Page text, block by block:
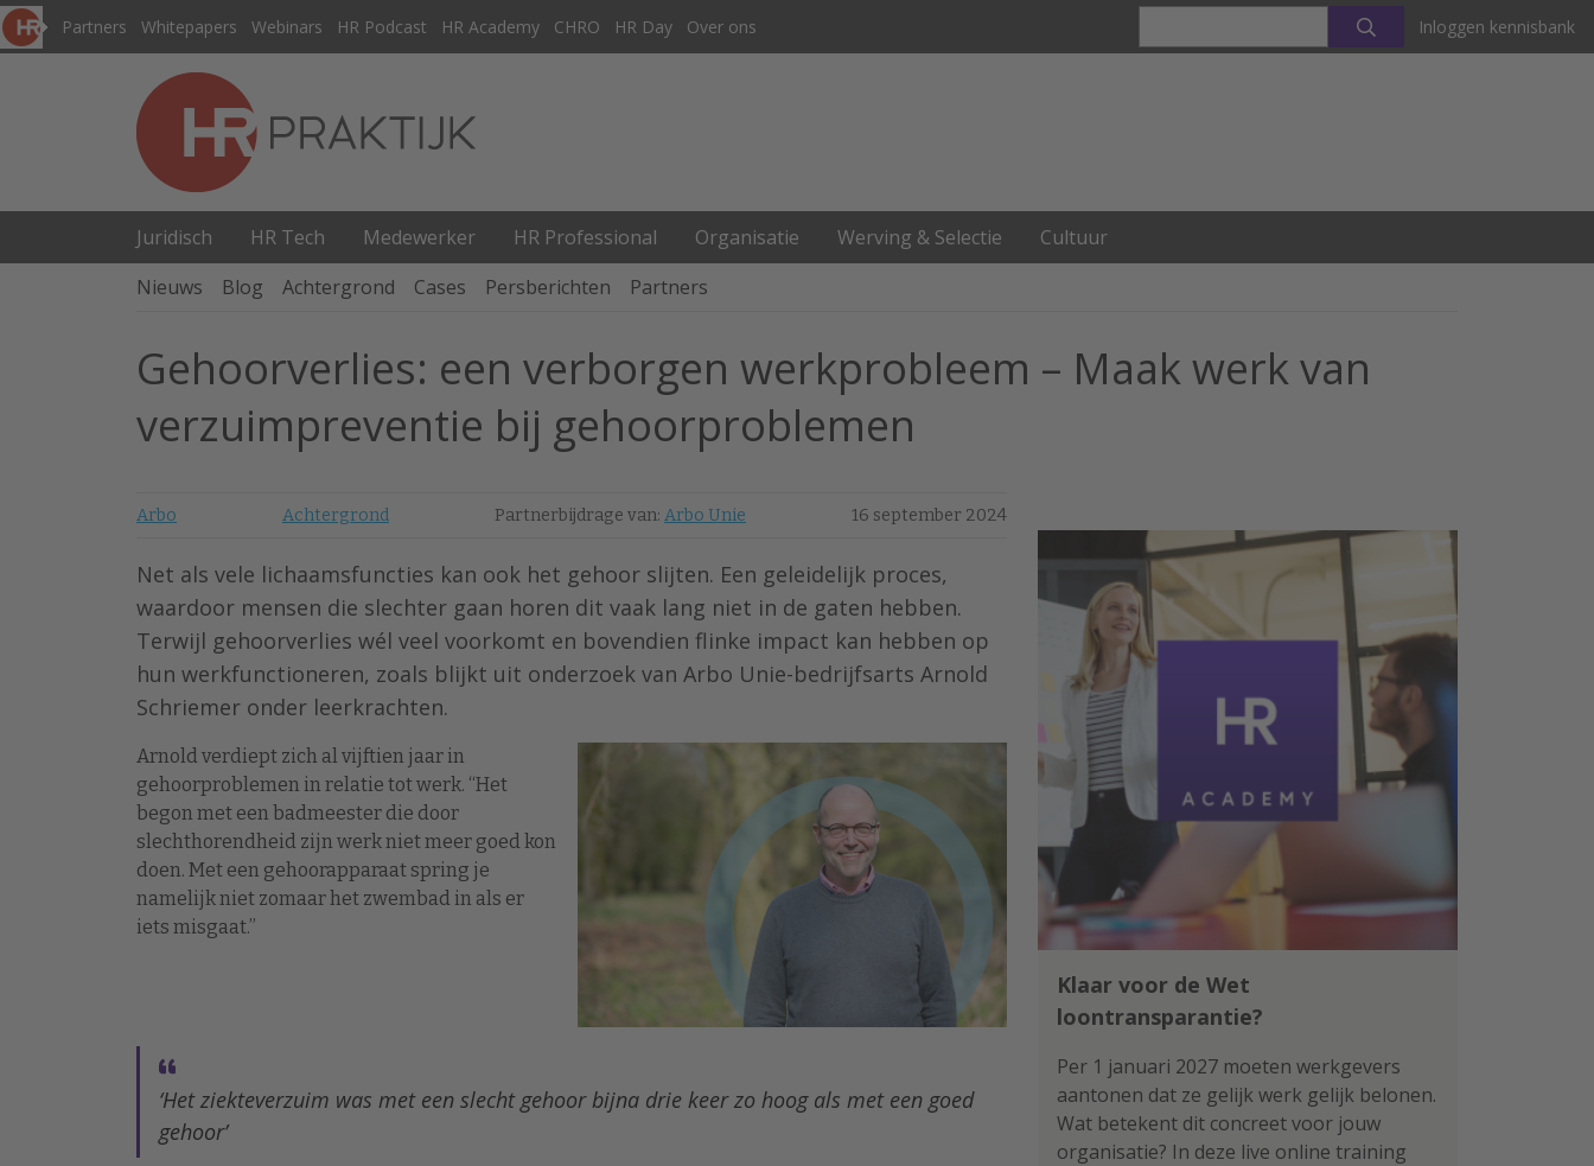
Partners Whitepapers Webinars HR Podcast HR Academy CHRO HR Day Over ons Inloggen kennisbank
Juridisch HR Tech Medewerker HR Professional Organisatie Werving & Selectie
Cultuur
Nieuws
Blog Achtergrond Cases Persberichten Partners
Gehoorverlies: een verborgen werkprobleem – Maak werk van
verzuimpreventie bij gehoorproblemen
Arbo Achtergrond Partnerbijdrage van: Arbo Unie 16 september 2024
Net als vele lichaamsfuncties kan ook het gehoor slijten. Een geleidelijk proces,
waardoor mensen die slechter gaan horen dit vaak lang niet in de gaten hebben.
Terwijl gehoorverlies wél veel voorkomt en bovendien flinke impact kan hebben op
hun werkfunctioneren, zoals blijkt uit onderzoek van Arbo Unie-bedrijfsarts Arnold
Schriemer onder leerkrachten.
Arnold verdiept zich al vijftien jaar in
gehoorproblemen in relatie tot werk. “Het
begon met een badmeester die door
slechthorendheid zijn werk niet meer goed kon
doen. Met een gehoorapparaat spring je
namelijk niet zomaar het zwembad in als er
iets misgaat.”
‘Het ziekteverzuim was met een slecht gehoor bijna drie keer zo hoog als met een goed
gehoor’
Klaar voor de Wet
loontransparantie?
Per 1 januari 2027 moeten werkgevers
aantonen dat ze gelijk werk gelijk belonen.
Wat betekent dit concreet voor jouw
organisatie? In deze live online training